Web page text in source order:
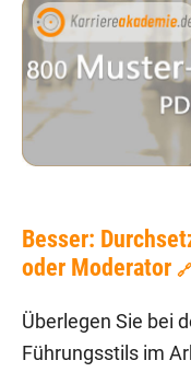
Besser:
oder Moderator 🔗
Überlegen Sie bei
Führungsstils im